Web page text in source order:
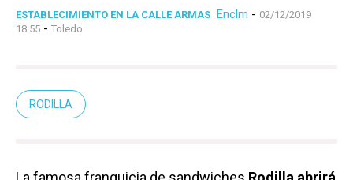
ESTABLECIMIENTO EN LA CALLE ARMAS Enclm - 02/12/2019
18:55 - Toledo
RODILLA